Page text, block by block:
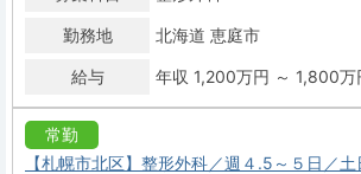
勤務地 北海道 恵庭市
給与 年収 1,200万円 ～ 1,800万
常勤
【札幌市北区】整形外科／週４.5～５日／